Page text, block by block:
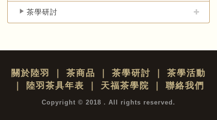
茶學研討
關於陸羽 茶商品 茶學研討
茶學活動
陸羽茶具年表 天福茶學院 聯絡我們
Copyright © 2018 . All rights reserved.